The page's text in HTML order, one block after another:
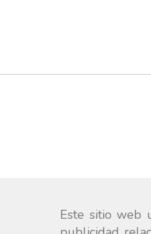
Este sitio web